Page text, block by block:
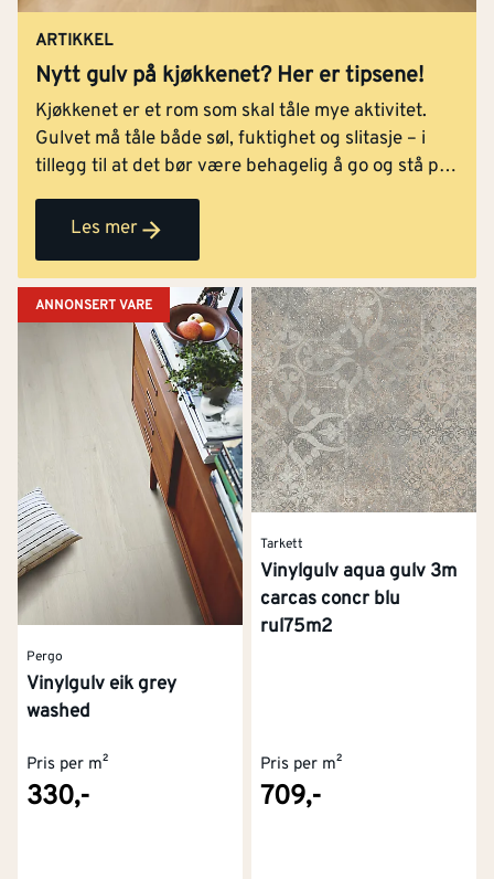
ARTIKKEL
Nytt gulv på kjøkkenet? Her er tipsene!
Kjøkkenet er et rom som skal tåle mye aktivitet.
Gulvet må tåle både søl, fuktighet og slitasje – i
tillegg til at det bør være behagelig å go og stå på.
Hvilke hensyn må du ta?
Les mer
ANNONSERT VARE
Pergo
Vinylgulv eik grey
washed
Pris per m²
330,-
Tarkett
Vinylgulv aqua gulv 3m
carcas concr blu
rul75m2
Pris per m²
709,-